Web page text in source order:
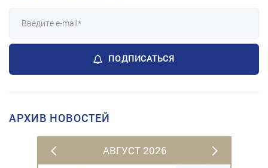
ПОДПИСАТЬСЯ
АРХИВ НОВОСТЕЙ
АВГУСТ 2026